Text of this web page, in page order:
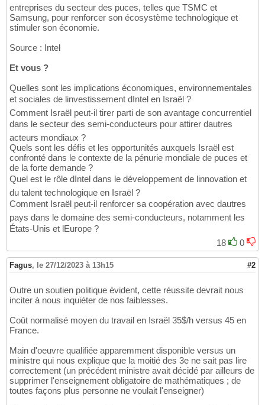
entreprises du secteur des puces, telles que TSMC et
Samsung, pour renforcer son écosystème technologique et
stimuler son économie.
Source : Intel
Et vous ?
Quelles sont les implications économiques, environnementales
et sociales de linvestissement dIntel en Israël ?
Comment Israël peut-il tirer parti de son avantage concurrentiel
dans le secteur des semi-conducteurs pour attirer dautres
acteurs mondiaux ?
Quels sont les défis et les opportunités auxquels Israël est
confronté dans le contexte de la pénurie mondiale de puces et
de la forte demande ?
Quel est le rôle dIntel dans le développement de linnovation et
du talent technologique en Israël ?
Comment Israël peut-il renforcer sa coopération avec dautres
pays dans le domaine des semi-conducteurs, notamment les
États-Unis et lEurope ?
18
0
Fagus, le 27/12/2023 à 13h15 #2
Outre un soutien politique évident, cette réussite devrait nous
inciter à nous inquiéter de nos faiblesses.
Coût normalisé moyen du travail en Israël 35$/h versus 45 en
France.
Main d'oeuvre qualifiée apparemment disponible versus un
ministre qui nous explique que la moitié des 3e ne sait pas lire
correctement (un précédent ministre avait décidé par ailleurs de
supprimer l'enseignement obligatoire de mathématiques ; de
toutes façons plus personne ne voulait l'enseigner)